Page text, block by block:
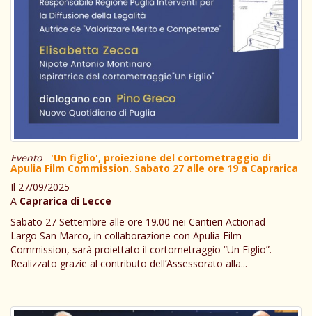
Evento- 'Un figlio', proiezione del cortometraggio di
Apulia Film Commission. Sabato 27 alle ore 19 a Caprarica
Il 27/09/2025
A Caprarica di Lecce
Sabato 27 Settembre alle ore 19.00 nei Cantieri Actionad –
Largo San Marco, in collaborazione con Apulia Film
Commission, sarà proiettato il cortometraggio “Un Figlio”.
Realizzato grazie al contributo dell’Assessorato alla...